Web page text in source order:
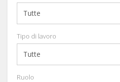
Tipo di lavoro
Ruolo